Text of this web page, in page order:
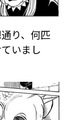
り、何匹
いまし